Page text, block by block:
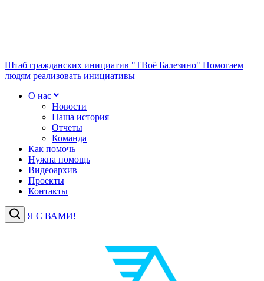
Штаб гражданских инициатив "ТВоё Балезино" Помогаем
людям реализовать инициативы
О нас
Новости
Наша история
Отчеты
Команда
Как помочь
Нужна помощь
Видеоархив
Проекты
Контакты
Я С ВАМИ!